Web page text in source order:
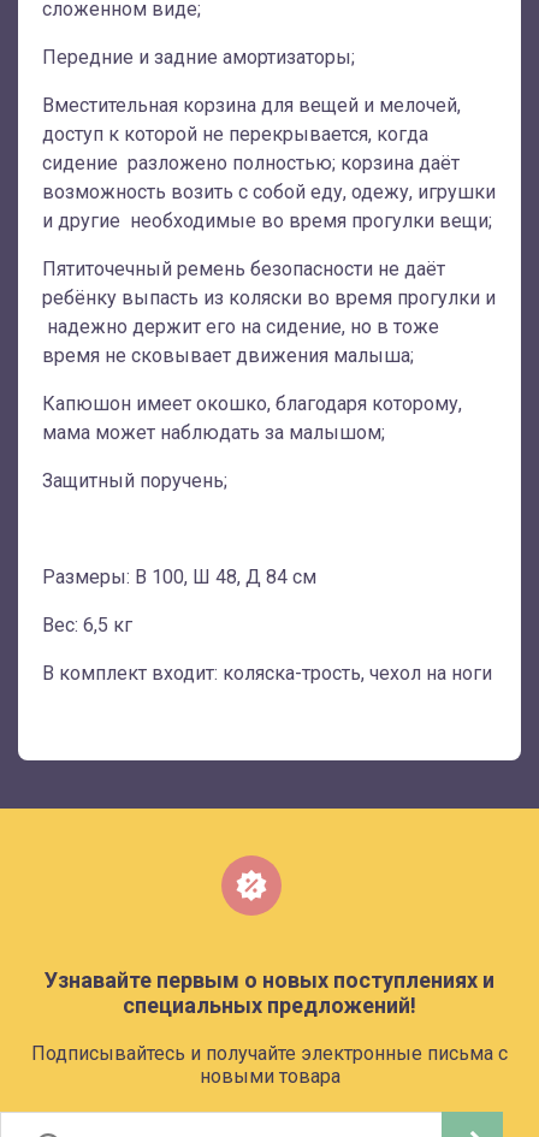
сложенном виде;
Передние и задние амортизаторы;
Вместительная корзина для вещей и мелочей,
доступ к которой не перекрывается, когда
сидение разложено полностью; корзина даёт
возможность возить с собой еду, одежу, игрушки
и другие необходимые во время прогулки вещи;
Пятиточечный ремень безопасности не даёт
ребёнку выпасть из коляски во время прогулки и
надежно держит его на сидение, но в тоже
время не сковывает движения малыша;
Капюшон имеет окошко, благодаря которому,
мама может наблюдать за малышом;
Защитный поручень;
Размеры: В 100, Ш 48, Д 84 см
Вес: 6,5 кг
В комплект входит: коляска-трость, чехол на ноги
Узнавайте первым о новых поступлениях и
специальных предложений!
Подписывайтесь и получайте электронные письма с
новыми товара